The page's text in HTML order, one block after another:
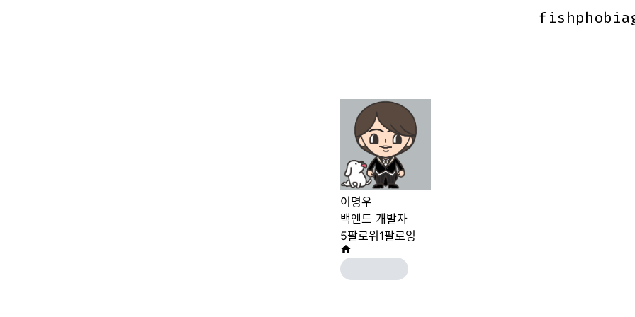
이명우
백엔드 개발자
5팔로워 1팔로잉